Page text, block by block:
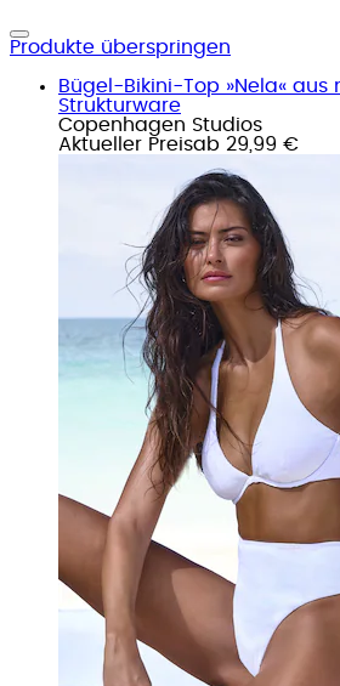
Produkte überspringen
Bügel-Bikini-Top »Nela« aus
Strukturware
Copenhagen Studios
Aktueller Preisab 29,99 €